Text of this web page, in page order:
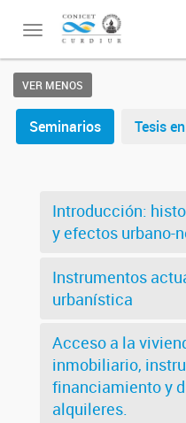
Toggle
VER MENOS
Seminarios Tesis
Introducción:
y efectos urbano-
Instrumentos
urbanística
Acceso a la
inmobiliario,
financiamiento y
alquileres.